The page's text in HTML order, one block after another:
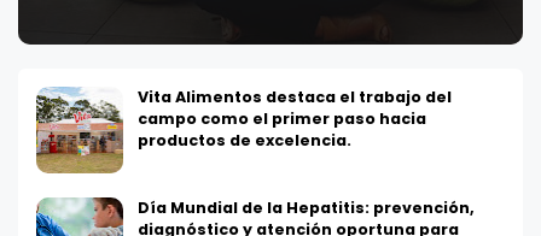
Vita Alimentos destaca el trabajo del
campo como el primer paso hacia
productos de excelencia.
Día Mundial de la Hepatitis: prevención,
diagnóstico y atención oportuna para